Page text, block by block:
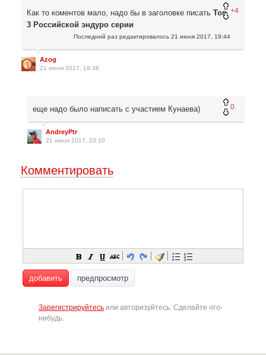
+4
Как то коментов мало, надо бы в заголовке писать Топ
3 Российской эндуро серии
Последний раз редактировалось 21 июня 2017, 19:44
Azog
21 июня 2017, 19:36
0
еще надо было написать с участием Кунаева)
AndreyPtr
21 июня 2017, 23:10
Комментировать
добавить предпросмотр
Зарегистрируйтесь или авторизуйтесь. Сделайте что-
нибудь.